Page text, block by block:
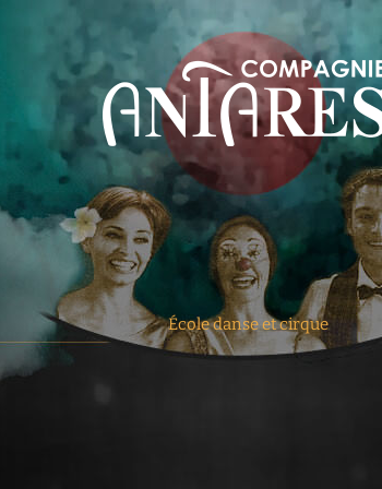
École danse et cirque
Cours